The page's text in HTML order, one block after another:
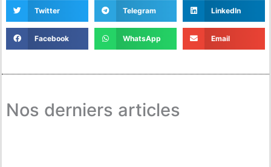
Twitter Telegram LinkedIn
Facebook WhatsApp Email
Nos derniers articles